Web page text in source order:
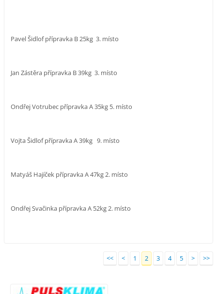
Pavel Šidlof přípravka B 25kg 3. místo
Jan Zástěra přípravka B 39kg 3. místo
Ondřej Votrubec přípravka A 35kg 5. místo
Vojta Šidlof přípravka A 39kg 9. místo
Matyáš Hajíček přípravka A 47kg 2. místo
Ondřej Svačinka přípravka A 52kg 2. místo
<< < 1 2 3 4 5 > >>